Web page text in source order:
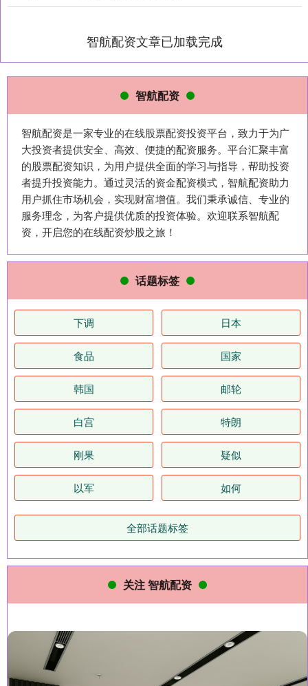
智航配资文章已加载完成
智航配资
智航配资是一家专业的在线股票配资投资平台，致力于为广
大投资者提供安全、高效、便捷的配资服务。平台汇聚丰富
的股票配资知识，为用户提供全面的学习与指导，帮助投资
者提升投资能力。通过灵活的资金配资模式，智航配资助力
用户抓住市场机会，实现财富增值。我们秉承诚信、专业的
服务理念，为客户提供优质的投资体验。欢迎联系智航配
资，开启您的在线配资炒股之旅！
话题标签
下调 日本
食品 国家
韩国 邮轮
白宫 特朗
刚果 疑似
以军 如何
全部话题标签
关注 智航配资